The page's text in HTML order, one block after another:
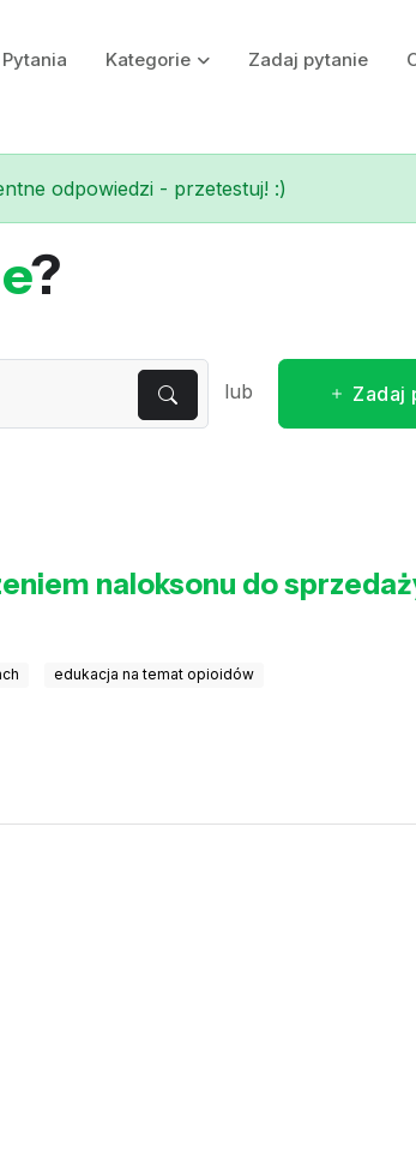
Pytania Kategorie Zadaj pytanie
odpowiedzi - przetestuj! :)
?
lub Zadaj
naloksonu do
edukacja na temat opioidów